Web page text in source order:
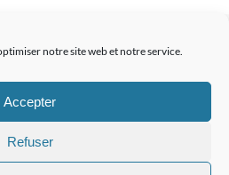
notre site web et notre service.
Accepter
Refuser